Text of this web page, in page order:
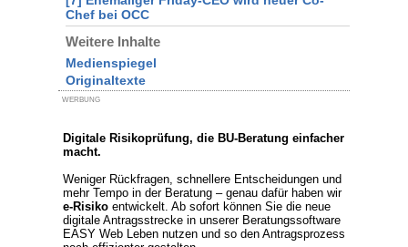
Chef bei OCC
Weitere Inhalte
Medienspiegel
Originaltexte
WERBUNG
Digitale Risikoprüfung, die BU-Beratung einfacher
macht.
Weniger Rückfragen, schnellere Entscheidungen und
mehr Tempo in der Beratung – genau dafür haben wir
e-Risiko entwickelt. Ab sofort können Sie die neue
digitale Antragsstrecke in unserer Beratungssoftware
EASY Web Leben nutzen und so den Antragsprozess